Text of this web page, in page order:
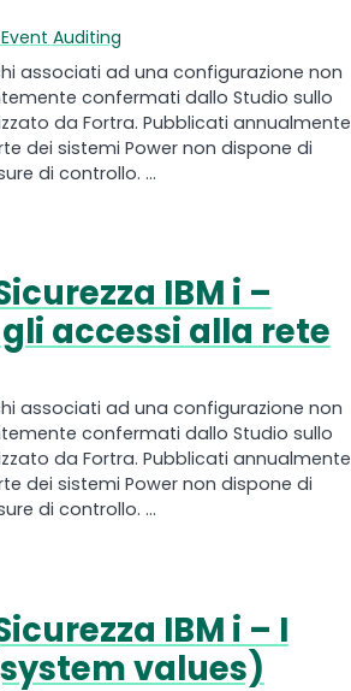
Auditing
associati ad una configurazione non
confermati dallo Studio sullo
da Fortra. Pubblicati
dei sistemi Power non dispone di
di controllo. ...
IBM i –
accessi alla rete
associati ad una configurazione non
confermati dallo Studio sullo
da Fortra. Pubblicati
dei sistemi Power non dispone di
di controllo. ...
IBM i – I
values)